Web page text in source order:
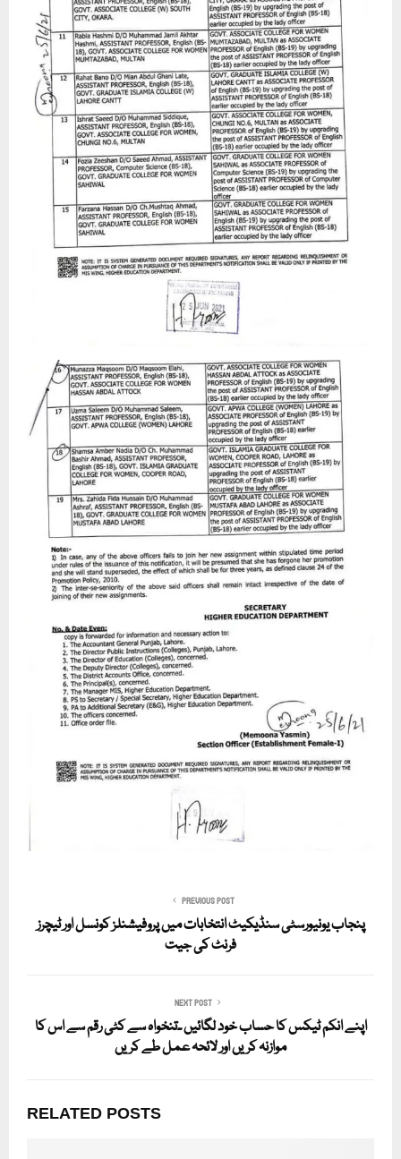
PREVIOUS POST
پنجاب یونیورسٹی سنڈیکیٹ انتخابات میں پروفیشنلز کونسل اور ٹیچرز
فرنٹ کی جیت
NEXT POST
اپنے انکم ٹیکس کا حساب خود لگائیں ۔تنخواہ سے کٹی رقم سے اس کا
موازنہ کریں اور لائحہ عمل طے کریں
RELATED POSTS